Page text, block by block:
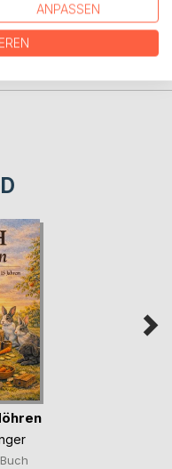
Buch
ANPASSEN